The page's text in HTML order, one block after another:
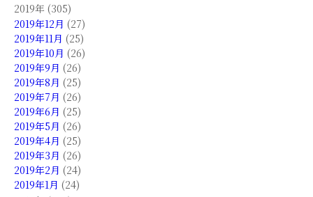
2019年 (305)
2019年12月 (27)
2019年11月 (25)
2019年10月 (26)
2019年9月 (26)
2019年8月 (25)
2019年7月 (26)
2019年6月 (25)
2019年5月 (26)
2019年4月 (25)
2019年3月 (26)
2019年2月 (24)
2019年1月 (24)